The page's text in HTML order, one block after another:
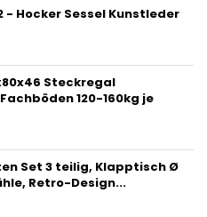
- Hocker Sessel Kunstleder
Steckregal
120-160kg je
Set 3 teilig, Klapptisch Ø
Retro-Design...